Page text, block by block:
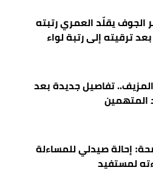
الجوف يقلّد العمري رتبته
ترقيته إلى رتبة لواء
تفاصيل جديدة بعد
المتهمين
إحالة صيدلي للمساءلة
لمستفيد